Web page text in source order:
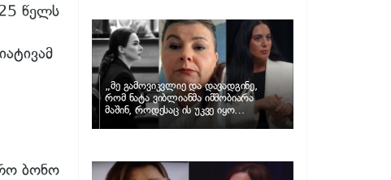
წელს
ბონო
„მე გამოვიკვლიე და დავადგინე,
რომ ნატა ვიბლიანმა იმშობიარა
მაშინ, როდესაც ის უკვე იყო
სრულწლოვანი და არა 14 წლის…“